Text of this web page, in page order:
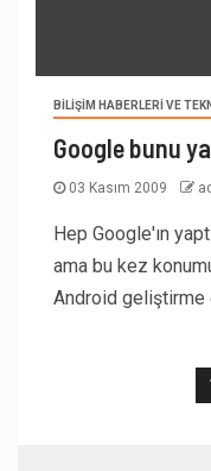
BILIŞIM HABERLERI VE
Google bunu
03 Kasım 2009
Hep Google'ın
ama bu kez
Android geliştirme